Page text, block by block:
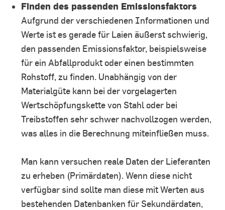
Finden des passenden Emissionsfaktors
Aufgrund der verschiedenen Informationen und
Werte ist es gerade für Laien äußerst schwierig,
den passenden Emissionsfaktor, beispielsweise
für ein Abfallprodukt oder einen bestimmten
Rohstoff, zu finden. Unabhängig von der
Materialgüte kann bei der vorgelagerten
Wertschöpfungskette von Stahl oder bei
Treibstoffen sehr schwer nachvollzogen werden,
was alles in die Berechnung miteinfließen muss.
Man kann versuchen reale Daten der Lieferanten
zu erheben (Primärdaten). Wenn diese nicht
verfügbar sind sollte man diese mit Werten aus
bestehenden Datenbanken für Sekundärdaten,